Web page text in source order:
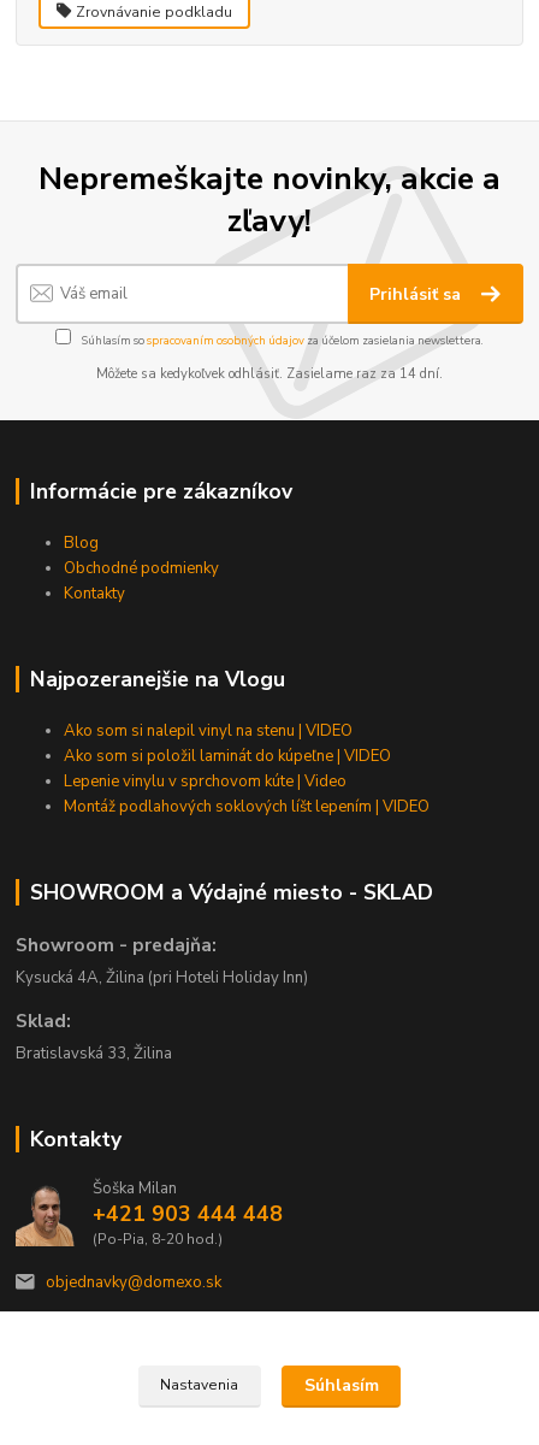
Zrovnávanie podkladu
Nepremeškajte novinky, akcie a
zľavy!
Prihlásiť sa
Súhlasím sospracovaním osobných údajov za účelom zasielania newslettera.
Môžete sa kedykoľvek odhlásiť. Zasielame raz za 14 dní.
Informácie pre zákazníkov
Blog
Obchodné podmienky
Kontakty
Najpozeranejšie na Vlogu
Ako som si nalepil vinyl na stenu | VIDEO
Ako som si položil laminát do kúpeľne | VIDEO
Lepenie vinylu v sprchovom kúte | Video
Montáž podlahových soklových líšt lepením | VIDEO
SHOWROOM a Výdajné miesto - SKLAD
Showroom - predajňa:
Kysucká 4A, Žilina (pri Hoteli Holiday Inn)
Sklad:
Bratislavská 33, Žilina
Kontakty
Šoška Milan
+421 903 444 448
(Po-Pia, 8-20 hod.)
objednavky@domexo.sk
Nastavenia Súhlasím